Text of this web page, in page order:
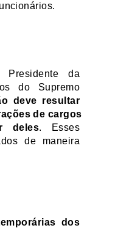
da
do Supremo
deve resultar
de cargos
deles. Esses
de maneira
dos